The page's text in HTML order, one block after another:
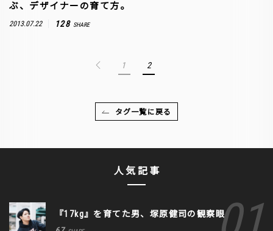
ぶ、デザイナーの育て方。
2013.07.22 128 SHARE
1 2
タグ一覧に戻る
人気記事
『17kg』を育てた男、塚原健司の観察眼